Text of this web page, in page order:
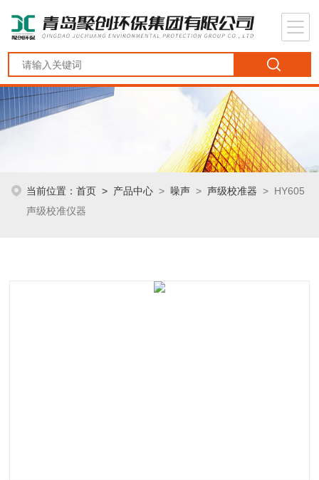
当前位置：首页 > 产品中心 > 噪声 >声级校准器 > HY605
声级校准仪器